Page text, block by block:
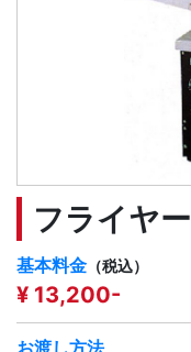
フライヤー
基本料金 （税込）
¥ 13,200-
お渡し方法